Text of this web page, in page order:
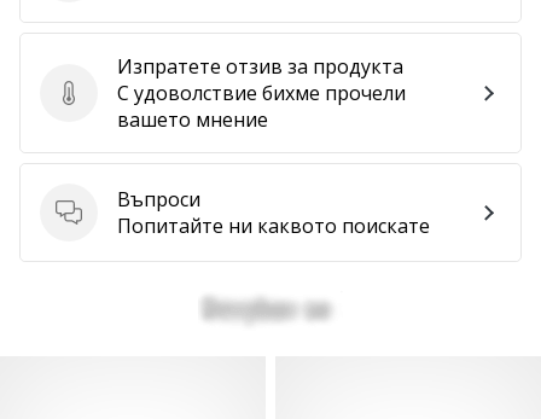
Изпратете отзив за продукта
Изпратете отзив за продукта
С удоволствие бихме прочели
вашето мнение
Въпроси
Въпроси
Попитайте ни каквото поискате